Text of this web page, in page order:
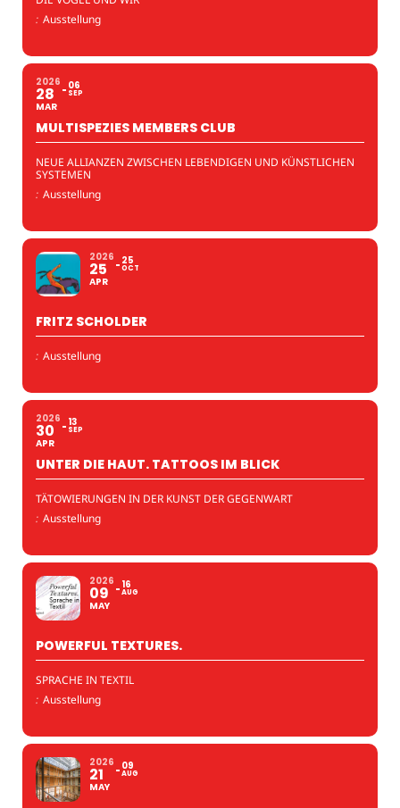
: Ausstellung
2026
28
MAR
06
SEP
MULTISPEZIES MEMBERS CLUB
NEUE ALLIANZEN ZWISCHEN LEBENDIGEN UND KÜNSTLICHEN
SYSTEMEN
: Ausstellung
2026
25
APR
25
OCT
FRITZ SCHOLDER
: Ausstellung
2026
30
APR
13
SEP
UNTER DIE HAUT. TATTOOS IM BLICK
TÄTOWIERUNGEN IN DER KUNST DER GEGENWART
: Ausstellung
2026
09
MAY
16
AUG
POWERFUL TEXTURES.
SPRACHE IN TEXTIL
: Ausstellung
2026
21
MAY
09
AUG